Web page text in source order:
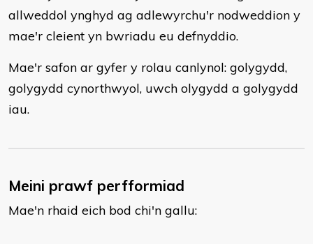
allweddol ynghyd ag adlewyrchu'r nodweddion y
mae'r cleient yn bwriadu eu defnyddio.
Mae'r safon ar gyfer y rolau canlynol: golygydd,
golygydd cynorthwyol, uwch olygydd a golygydd
iau.
Meini prawf perfformiad
Mae'n rhaid eich bod chi'n gallu: